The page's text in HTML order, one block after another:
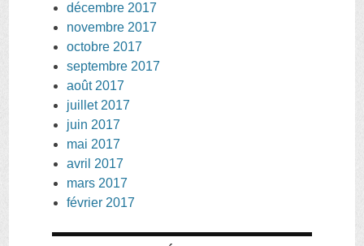
décembre 2017
novembre 2017
octobre 2017
septembre 2017
août 2017
juillet 2017
juin 2017
mai 2017
avril 2017
mars 2017
février 2017